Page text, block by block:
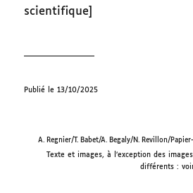
scientifique]
Publié le 13/10/2025
A. Regnier/T. Babet/A. Begaly/N. Revillon/
Texte et images, à l’exception des
différents :